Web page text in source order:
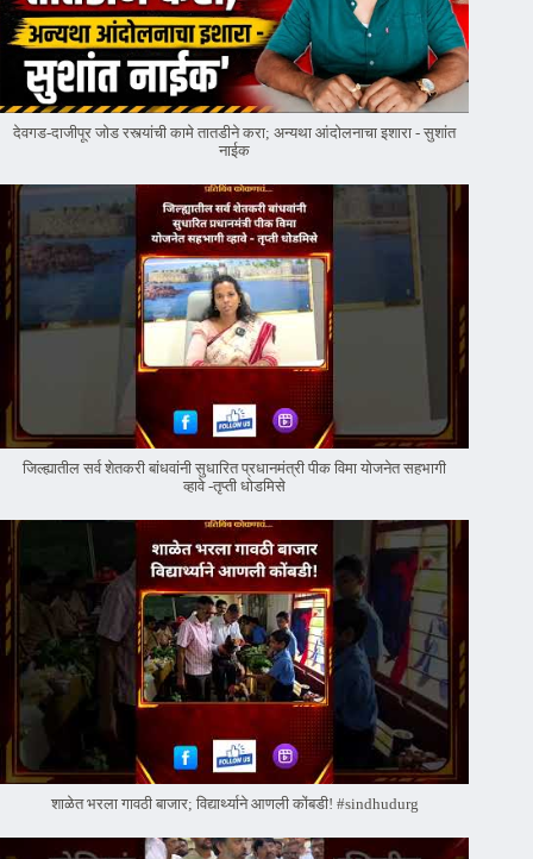
देवगड-दाजीपूर जोड रस्त्यांची कामे तातडीने करा; अन्यथा आंदोलनाचा इशारा - सुशांत
नाईक
जिल्ह्यातील सर्व शेतकरी बांधवांनी सुधारित प्रधानमंत्री पीक विमा योजनेत सहभागी
व्हावे -तृप्ती धोडमिसे
शाळेत भरला गावठी बाजार; विद्यार्थ्याने आणली कोंबडी! #sindhudurg